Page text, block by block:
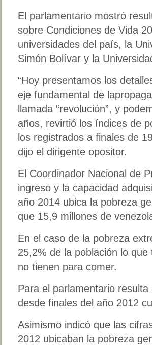
El parlamentario mostró
sobre Condiciones de Vida
universidades del país, la
Simón Bolívar y la
“Hoy presentamos los
eje fundamental de
llamada “revolución”, y
años, revirtió los índices de
los registrados a finales de
dijo el dirigente opositor.
El Coordinador Nacional de
ingreso y la capacidad
año 2014 ubica la pobreza
que 15,9 millones de
En el caso de la pobreza
25,2% de la población lo
no tienen para comer.
Para el parlamentario
desde finales del año 2012
Asimismo indicó que las
2012 ubicaban la pobreza